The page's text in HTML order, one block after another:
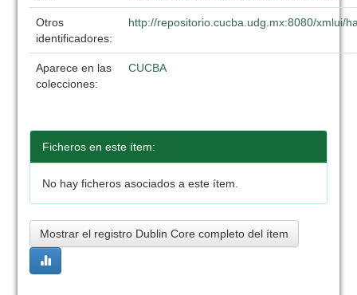
Otros
identificadores:
http://repositorio.cucba.udg.mx:8080/xmlui/
Aparece en las
colecciones:
CUCBA
Ficheros en este ítem:
No hay ficheros asociados a este ítem.
Mostrar el registro Dublin Core completo del ítem